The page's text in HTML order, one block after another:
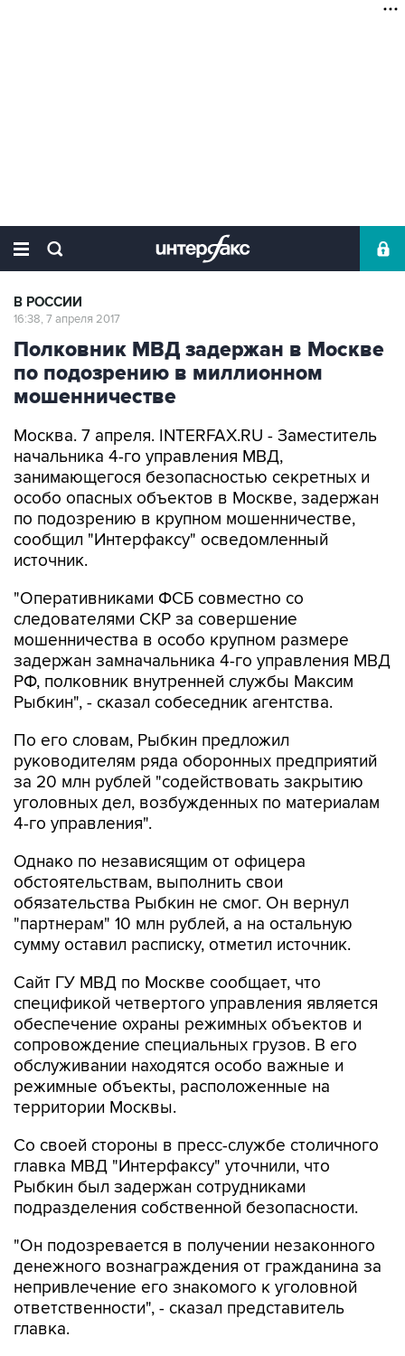
В РОССИИ
16:38, 7 апреля 2017
Полковник МВД задержан в Москве
по подозрению в миллионном
мошенничестве
Москва. 7 апреля. INTERFAX.RU - Заместитель
начальника 4-го управления МВД,
занимающегося безопасностью секретных и
особо опасных объектов в Москве, задержан
по подозрению в крупном мошенничестве,
сообщил "Интерфаксу" осведомленный
источник.
"Оперативниками ФСБ совместно со
следователями СКР за совершение
мошенничества в особо крупном размере
задержан замначальника 4-го управления МВД
РФ, полковник внутренней службы Максим
Рыбкин", - сказал собеседник агентства.
По его словам, Рыбкин предложил
руководителям ряда оборонных предприятий
за 20 млн рублей "содействовать закрытию
уголовных дел, возбужденных по материалам
4-го управления".
Однако по независящим от офицера
обстоятельствам, выполнить свои
обязательства Рыбкин не смог. Он вернул
"партнерам" 10 млн рублей, а на остальную
сумму оставил расписку, отметил источник.
Сайт ГУ МВД по Москве сообщает, что
спецификой четвертого управления является
обеспечение охраны режимных объектов и
сопровождение специальных грузов. В его
обслуживании находятся особо важные и
режимные объекты, расположенные на
территории Москвы.
Со своей стороны в пресс-службе столичного
главка МВД "Интерфаксу" уточнили, что
Рыбкин был задержан сотрудниками
подразделения собственной безопасности.
"Он подозревается в получении незаконного
денежного вознаграждения от гражданина за
непривлечение его знакомого к уголовной
ответственности", - сказал представитель
главка.